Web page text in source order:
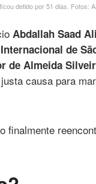
detido por 51 dias. Fotos:
Abdallah Saad
de
de Almeida
causa para
finalmente